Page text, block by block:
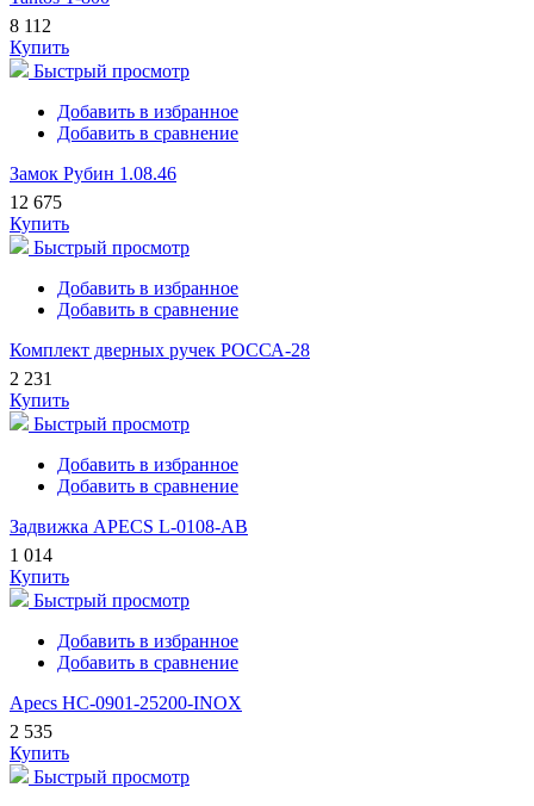
8 112
Купить
Быстрый просмотр
Добавить в избранное
Добавить в сравнение
Замок Рубин 1.08.46
12 675
Купить
Быстрый просмотр
Добавить в избранное
Добавить в сравнение
Комплект дверных ручек РОССА-28
2 231
Купить
Быстрый просмотр
Добавить в избранное
Добавить в сравнение
Задвижка APECS L-0108-AB
1 014
Купить
Быстрый просмотр
Добавить в избранное
Добавить в сравнение
Apecs HC-0901-25200-INOX
2 535
Купить
Быстрый просмотр